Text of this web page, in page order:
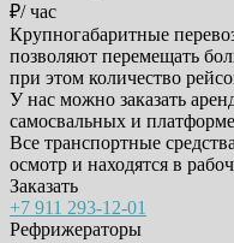
₽/ час
Крупногабаритные
позволяют перемещать
при этом количество
У нас можно заказать
самосвальных и
Все транспортные
осмотр и находятся в
Заказать
+7 911 293-12-01
Рефрижераторы